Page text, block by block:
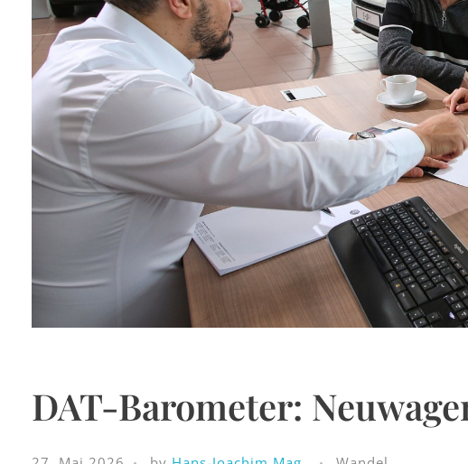
DAT-Barometer: